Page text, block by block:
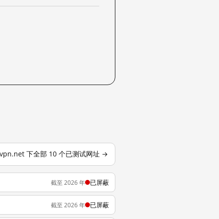
下全部 10 个已测试网址 →
截至 2026 年 已屏蔽
截至 2026 年 已屏蔽